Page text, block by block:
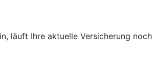
läuft Ihre aktuelle Versicherung noch